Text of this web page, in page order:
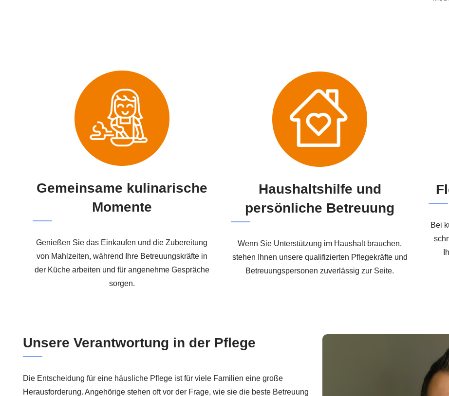
Gemeinsame kulinarische
Momente
Genießen Sie das Einkaufen und die Zubereitung
von Mahlzeiten, während Ihre Betreuungskräfte in
der Küche arbeiten und für angenehme Gespräche
sorgen.
Haushaltshilfe und
persönliche Betreuung
Wenn Sie Unterstützung im Haushalt brauchen,
stehen Ihnen unsere qualifizierten Pflegekräfte und
Betreuungspersonen zuverlässig zur Seite.
Bei
Unsere Verantwortung in der Pflege
Die Entscheidung für eine häusliche Pflege ist für viele Familien eine große
Herausforderung. Angehörige stehen oft vor der Frage, wie sie die beste Betreuung